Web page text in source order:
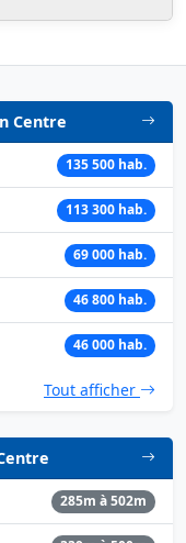
Centre
135 500 hab.
113 300 hab.
69 000 hab.
46 800 hab.
46 000 hab.
Tout afficher
285m à 502m